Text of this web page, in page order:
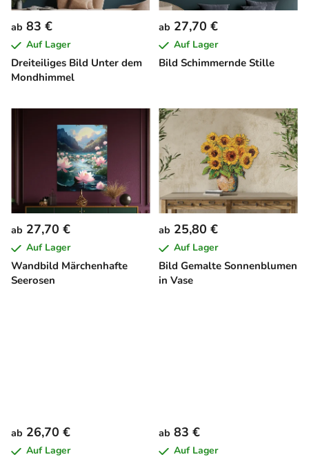
Dreiteiliges Bild Unter dem
Mondhimmel
ab 83 €
Auf Lager
Bild Schimmernde Stille
ab 27,70 €
Auf Lager
Wandbild Märchenhafte
Seerosen
ab 27,70 €
Auf Lager
Bild Gemalte Sonnenblumen
in Vase
ab 25,80 €
Auf Lager
ab 26,70 €
Auf Lager
ab 83 €
Auf Lager